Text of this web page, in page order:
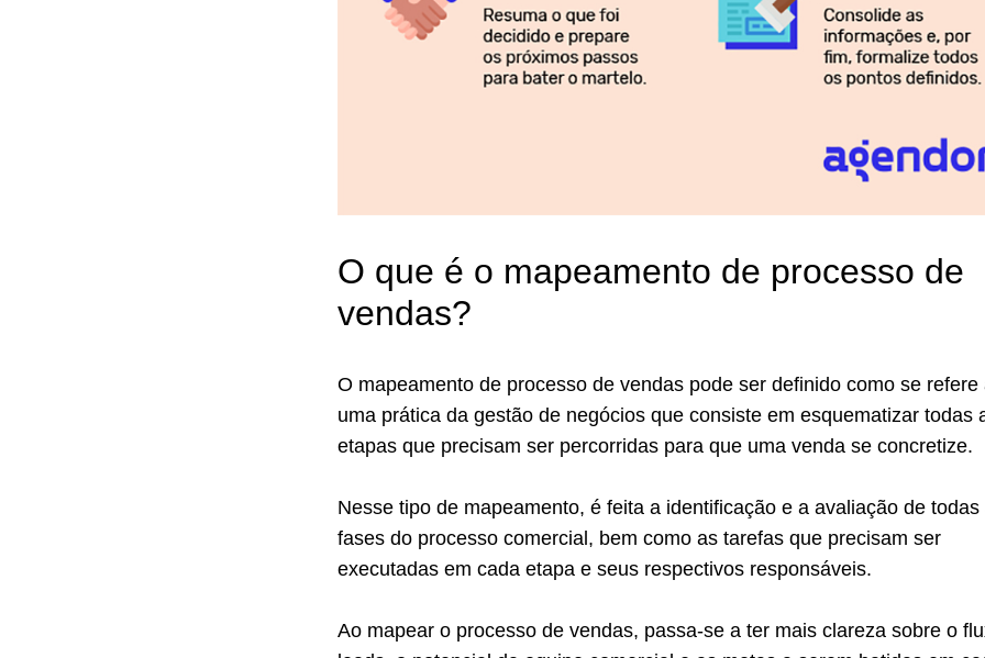
O que é o mapeamento de processo de
vendas?
O mapeamento de processo de vendas pode ser definido como se refere
uma prática da gestão de negócios que consiste em esquematizar todas
etapas que precisam ser percorridas para que uma venda se concretize.
Nesse tipo de mapeamento, é feita a identificação e a avaliação de todas
fases do processo comercial, bem como as tarefas que precisam ser
executadas em cada etapa e seus respectivos responsáveis.
Ao mapear o processo de vendas, passa-se a ter mais clareza sobre o